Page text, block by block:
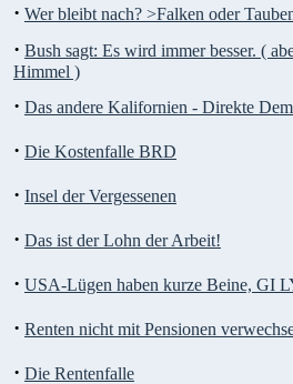
· Wer bleibt nach? >Falken oder
· Bush sagt: Es wird immer besser. (
Himmel )
· Das andere Kalifornien - Direkte
· Die Kostenfalle BRD
· Insel der Vergessenen
· Das ist der Lohn der Arbeit!
· USA-Lügen haben kurze Beine, GI
· Renten nicht mit Pensionen
· Die Rentenfalle